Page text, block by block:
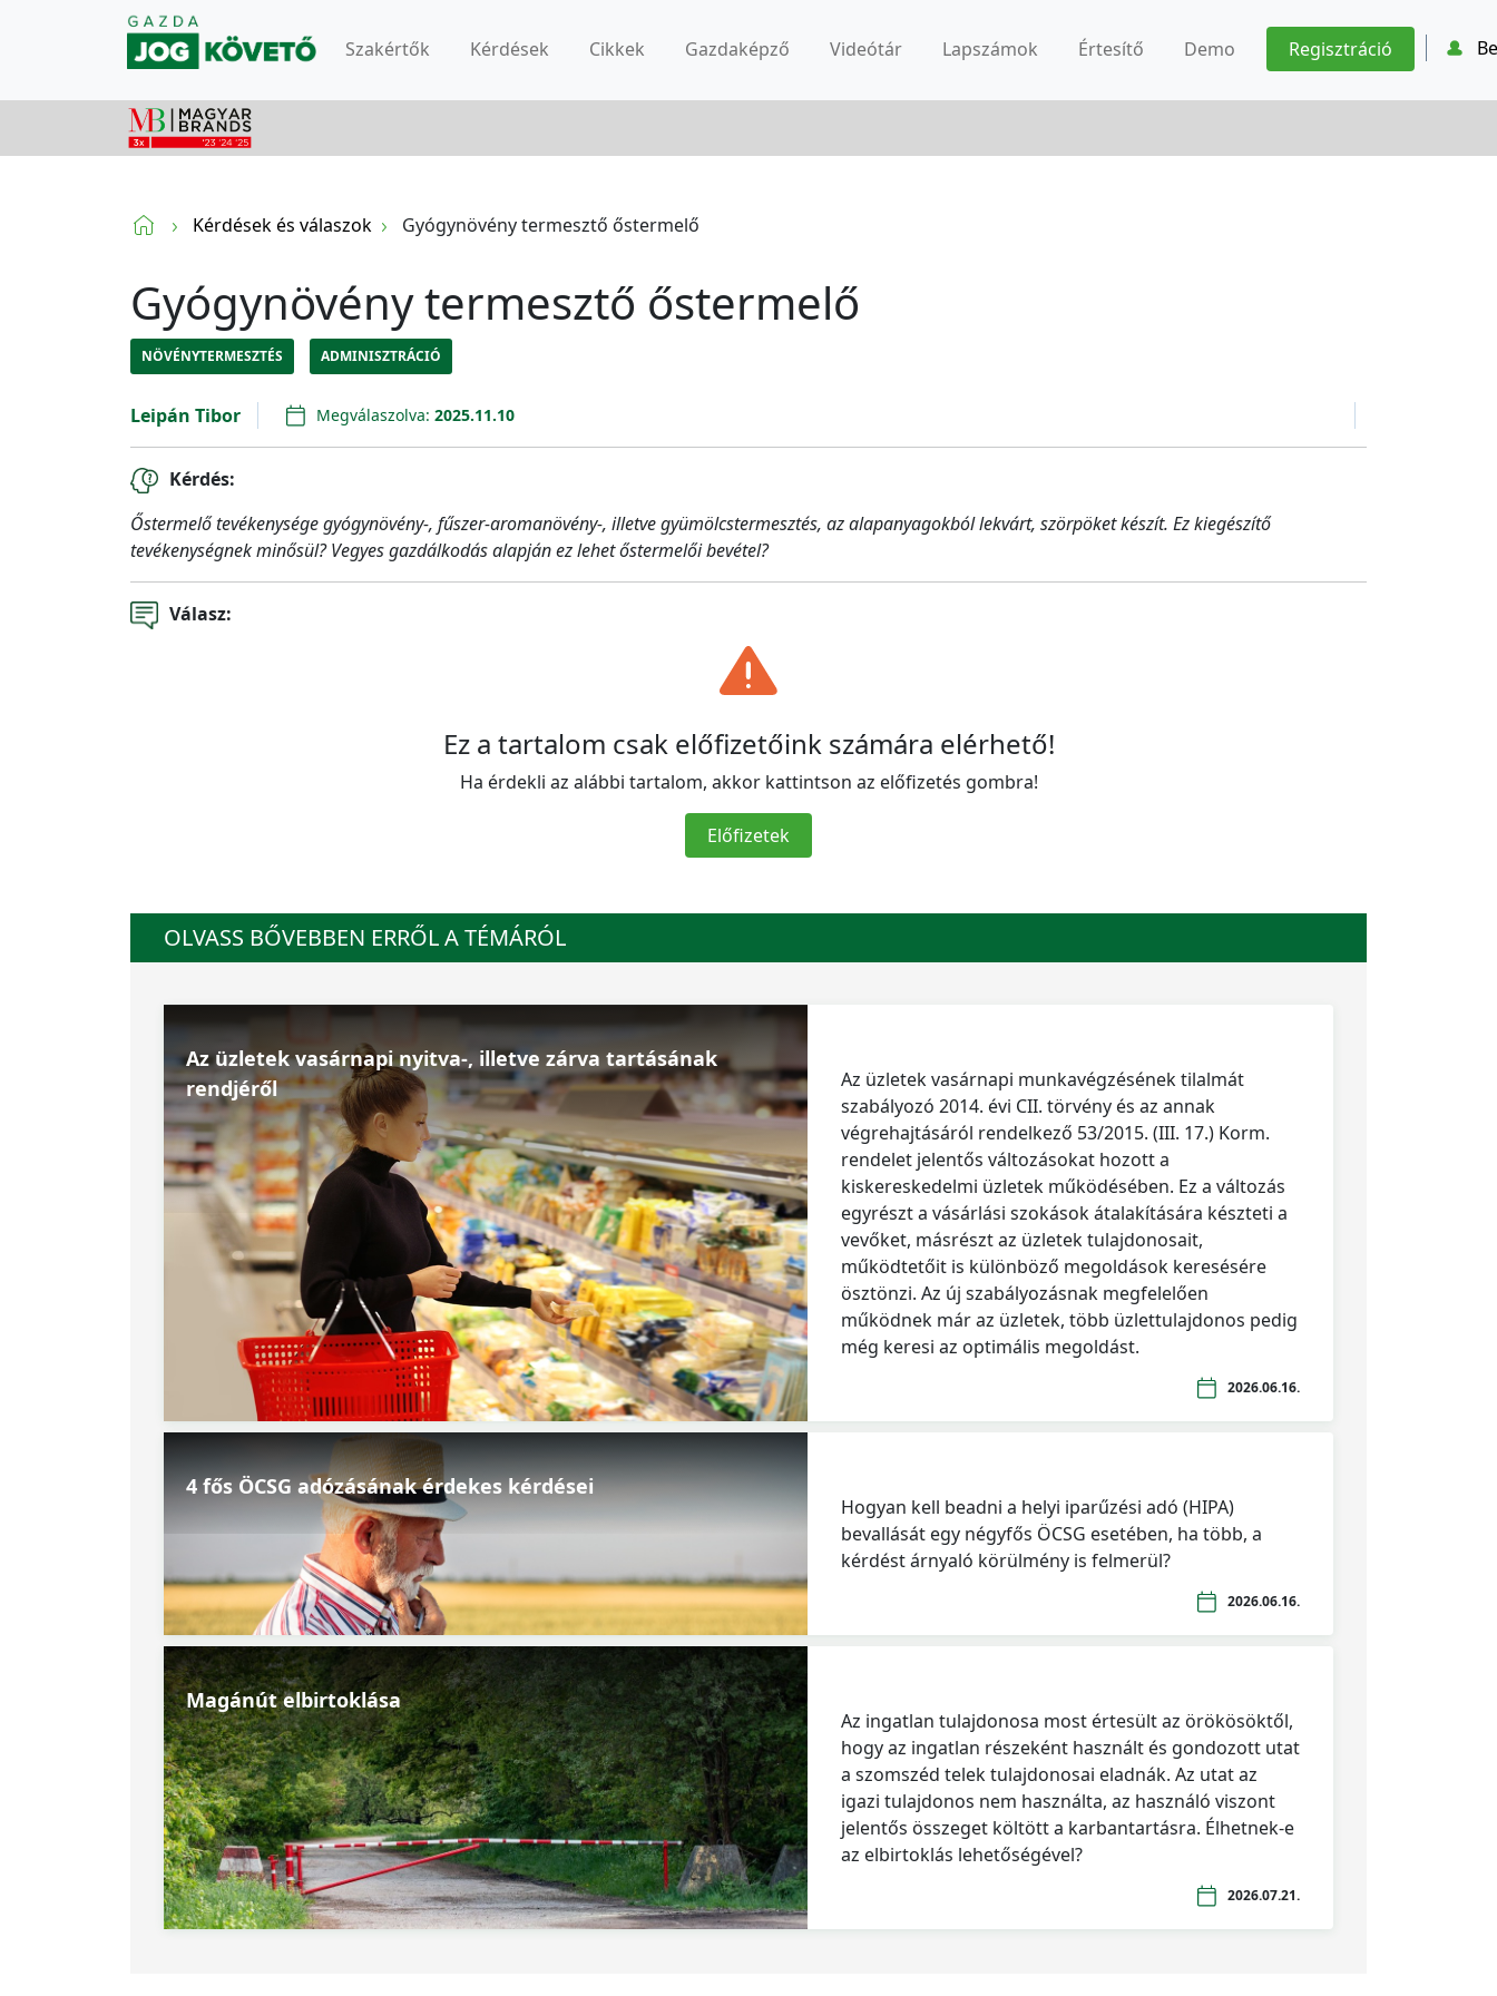
Szakértők Kérdések Cikkek Gazdaképző Videótár Lapszámok Értesítő Demo Regisztráció
Kérdések és válaszok Gyógynövény termesztő őstermelő
Gyógynövény termesztő őstermelő
NÖVÉNYTERMESZTÉS ADMINISZTRÁCIÓ
Leipán Tibor Megválaszolva: 2025.11.10
Kérdés:
Őstermelő tevékenysége gyógynövény-, fűszer-aromanövény-, illetve gyümölcstermesztés, az alapanyagokból lekvárt, szörpöket készít. Ez kiegészítő
tevékenységnek minősül? Vegyes gazdálkodás alapján ez lehet őstermelői bevétel?
Válasz:
Ez a tartalom csak előfizetőink számára elérhető!
Ha érdekli az alábbi tartalom, akkor kattintson az előfizetés gombra!
Előfizetek
OLVASS BŐVEBBEN ERRŐL A TÉMÁRÓL
Az üzletek vasárnapi nyitva-, illetve zárva tartásának
rendjéről
Az üzletek vasárnapi munkavégzésének tilalmát
szabályozó 2014. évi CII. törvény és az annak
végrehajtásáról rendelkező 53/2015. (III. 17.) Korm.
rendelet jelentős változásokat hozott a
kiskereskedelmi üzletek működésében. Ez a változás
egyrészt a vásárlási szokások átalakítására készteti a
vevőket, másrészt az üzletek tulajdonosait,
működtetőit is különböző megoldások keresésére
ösztönzi. Az új szabályozásnak megfelelően
működnek már az üzletek, több üzlettulajdonos pedig
még keresi az optimális megoldást.
2026.06.16.
4 fős ÖCSG adózásának érdekes kérdései
Hogyan kell beadni a helyi iparűzési adó (HIPA)
bevallását egy négyfős ÖCSG esetében, ha több, a
kérdést árnyaló körülmény is felmerül?
2026.06.16.
Magánút elbirtoklása
Az ingatlan tulajdonosa most értesült az örökösöktől,
hogy az ingatlan részeként használt és gondozott utat
a szomszéd telek tulajdonosai eladnák. Az utat az
igazi tulajdonos nem használta, az használó viszont
jelentős összeget költött a karbantartásra. Élhetnek-e
az elbirtoklás lehetőségével?
2026.07.21.